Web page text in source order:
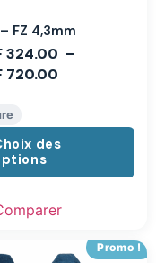
FZ 4,3mm
324.00 –
720.00
des
Promo !